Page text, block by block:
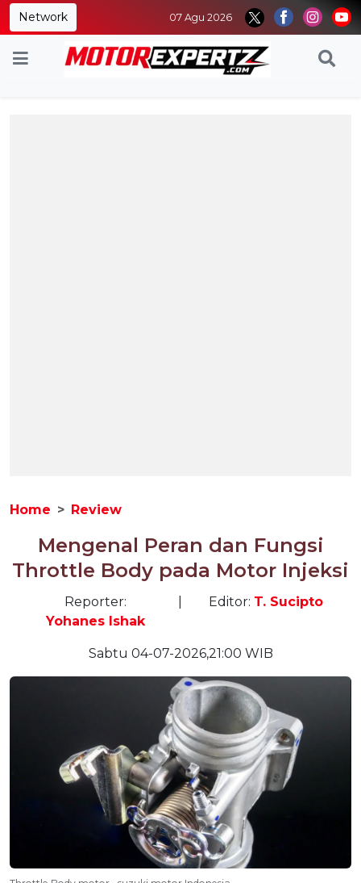
Network 07 Agu 2026
Home Review
Mengenal Peran dan Fungsi
Throttle Body pada Motor Injeksi
Reporter:
Yohanes Ishak
Editor: T. Sucipto
Sabtu 04-07-2026,21:00 WIB